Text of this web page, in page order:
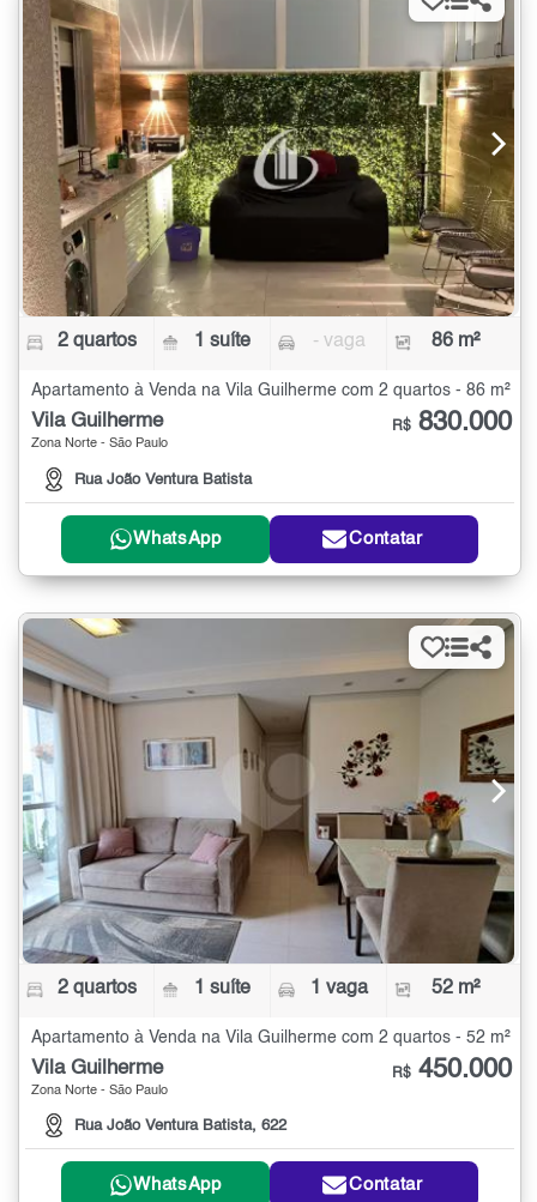
2 quartos 1 suíte - vaga 86 m²
Apartamento à Venda na Vila Guilherme com 2 quartos - 86 m²
Vila Guilherme
Zona Norte - São Paulo
Rua João Ventura Batista
R$ 830.000
WhatsApp Contatar
2 quartos 1 suíte 1 vaga 52 m²
Apartamento à Venda na Vila Guilherme com 2 quartos - 52 m²
Vila Guilherme
Zona Norte - São Paulo
Rua João Ventura Batista, 622
R$ 450.000
WhatsApp Contatar